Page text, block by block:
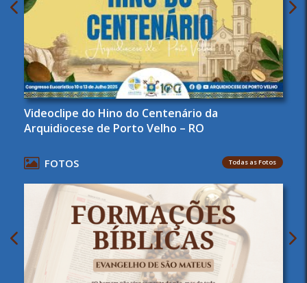
Videoclipe do Hino do Centenário da
Arquidiocese de Porto Velho – RO
FOTOS Todas as Fotos